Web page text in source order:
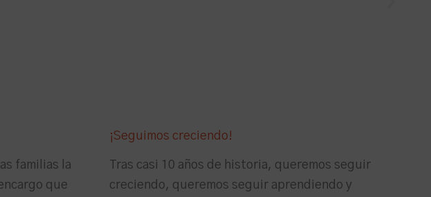
familias la
que
¡Seguimos creciendo!
Tras casi 10 años de historia, queremos seguir
creciendo, queremos seguir aprendiendo y